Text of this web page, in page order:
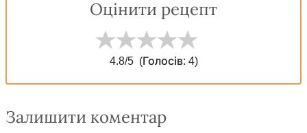
Оцінити рецепт
4.8/5 (Голосів: 4)
Залишити коментар